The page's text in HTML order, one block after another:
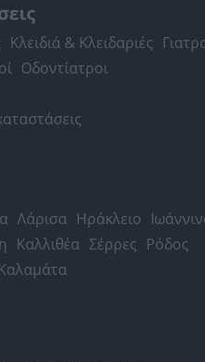
Κλειδιά & Κλειδαριές
Οδοντίατροι
Λάρισα Ηράκλειο
Καλλιθέα Σέρρες Ρόδος
Καλαμάτα